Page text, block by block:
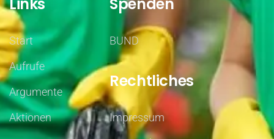
Start
Aufrufe
Argumente
Aktionen
BUND
Rechtliches
Impressum